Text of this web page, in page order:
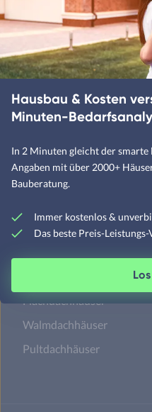
Designerhäuser
Fachwerkhäuser
Klassische Häuser
Mediterrane Häuser
Moderne Häuser
Schwedenhäuser
Skandinavische Häuser
Flachdachhäuser
Walmdachhäuser
Pultdachhäuser
Hausbau & Kosten
Minuten-
In 2 Minuten gleicht der
Angaben mit über 2000+
Bauberatung.
Immer kostenlos &
Das beste Preis-